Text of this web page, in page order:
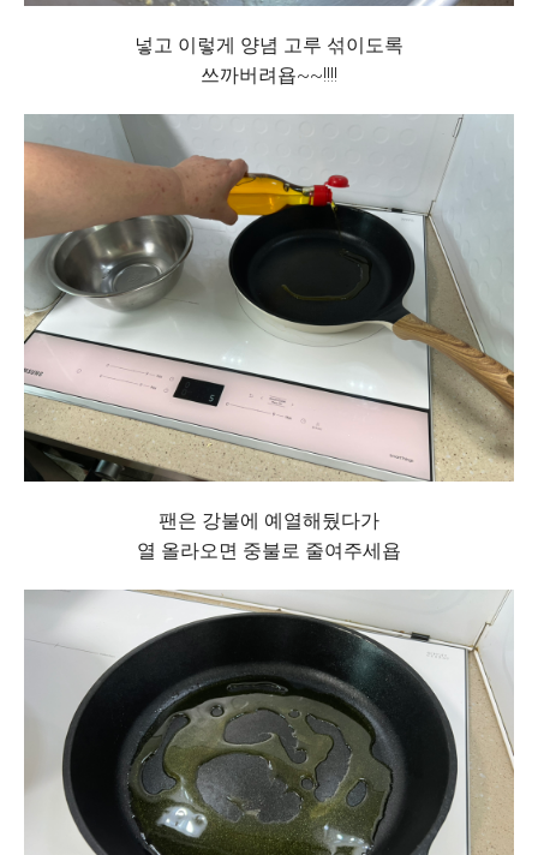
넣고 이렇게 양념 고루 섞이도록
쓰까버려욥~~!!!!
팬은 강불에 예열해뒀다가
열 올라오면 중불로 줄여주세욥